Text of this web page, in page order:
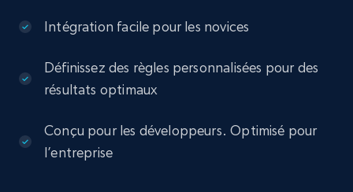
Intégration facile pour les novices
Définissez des règles personnalisées pour des
résultats optimaux
Conçu pour les développeurs. Optimisé pour
l’entreprise